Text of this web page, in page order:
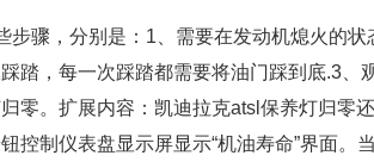
步骤，分别是：1、需要在发动机熄火的状
踏，每一次踩踏都需要将油门踩到底.3、
零。扩展内容：凯迪拉克atsl保养灯归零
控制仪表盘显示屏显示“机油寿命”界面。